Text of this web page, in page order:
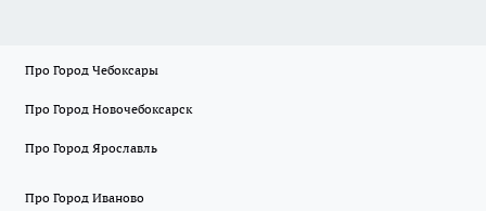
Про Город Чебоксары
Про Город Новочебоксарск
Про Город Ярославль
Про Город Иваново